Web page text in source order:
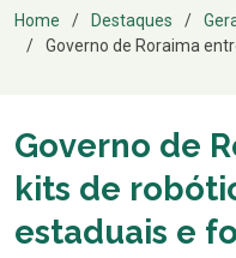
Home Destaques
Governo de Roraima
Governo de
kits de
estaduais e